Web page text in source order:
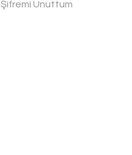
Şifremi Unuttum